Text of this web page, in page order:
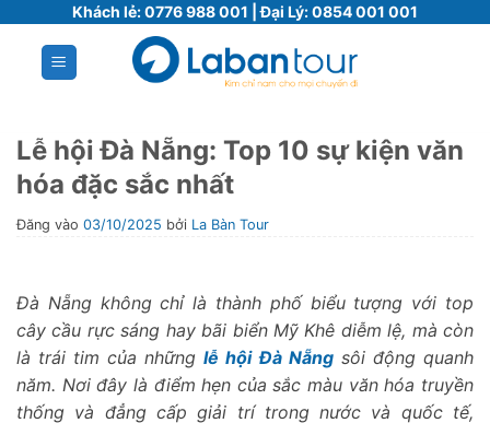
Khách lẻ:0776 988 001 | Đại Lý:0854 001 001
Lễ hội Đà Nẵng: Top 10 sự kiện văn
hóa đặc sắc nhất
Đăng vào 03/10/2025 bởi La Bàn Tour
Đà Nẵng không chỉ là thành phố biểu tượng với top
cây cầu rực sáng hay bãi biển Mỹ Khê diễm lệ, mà còn
là trái tim của những lễ hội Đà Nẵng sôi động quanh
năm. Nơi đây là điểm hẹn của sắc màu văn hóa truyền
thống và đẳng cấp giải trí trong nước và quốc tế,